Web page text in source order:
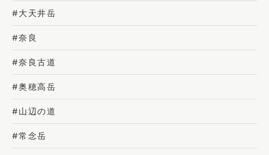
#大天井岳
#奈良
#奈良古道
#奥穂高岳
#山辺の道
#常念岳